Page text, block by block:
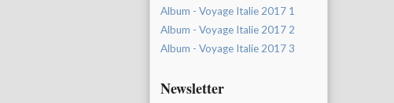
Album - Voyage Italie 2017 1
Album - Voyage Italie 2017 2
Album - Voyage Italie 2017 3
Newsletter